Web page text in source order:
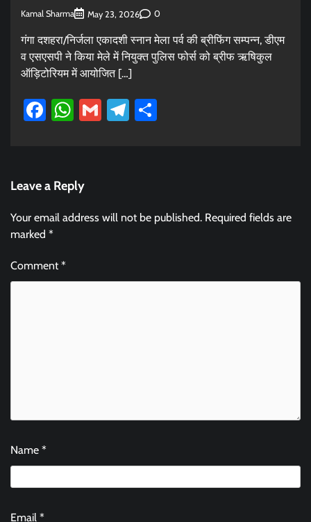
Kamal Sharma May 23, 2026 0
गंगा दशहरा/निर्जला एकादशी स्नान मेला पर्व की ब्रीफिंग सम्पन्न, डीएम
व एसएसपी ने किया मेले में नियुक्त पुलिस फोर्स को ब्रीफ ऋषिकुल
ऑड़िटोरियम में आयोजित […]
Facebook
WhatsApp
GmailTelegram
Leave a Reply
Your email address will not be published. Required fields are
marked *
Comment*
Name *
Email *